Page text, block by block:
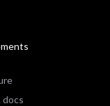
docs